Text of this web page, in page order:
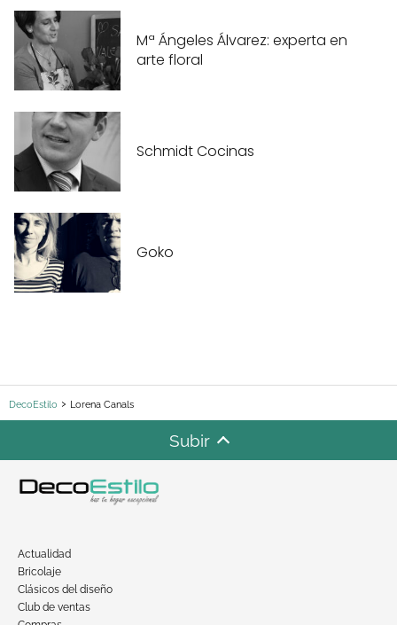
Mª Ángeles Álvarez: experta en
arte floral
Schmidt Cocinas
Goko
DecoEstilo Lorena Canals
Subir
Actualidad
Bricolaje
Clásicos del diseño
Club de ventas